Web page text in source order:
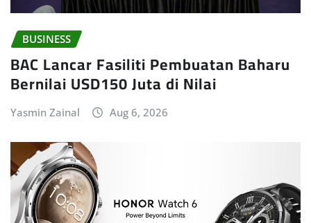
BUSINESS
BAC Lancar Fasiliti Pembuatan Baharu
Bernilai USD150 Juta di Nilai
Yasmin Zainal Aug 6, 2026